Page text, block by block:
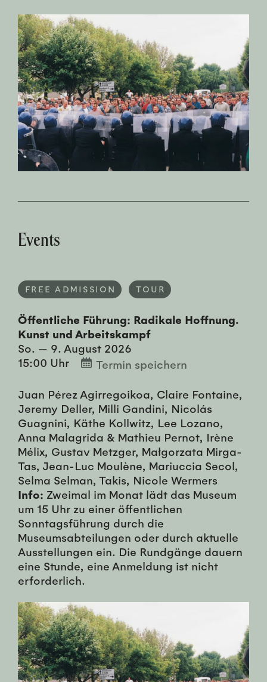
Events
FREE ADMISSION TOUR
Öffentliche Führung: Radikale Hoffnung.
Kunst und Arbeitskampf
So. — 9. August 2026
15:00 Uhr
Termin speichern
Juan Pérez Agirregoikoa, Claire Fontaine,
Jeremy Deller, Milli Gandini, Nicolás
Guagnini, Käthe Kollwitz, Lee Lozano,
Anna Malagrida & Mathieu Pernot, Irène
Mélix, Gustav Metzger, Małgorzata Mirga-
Tas, Jean-Luc Moulène, Mariuccia Secol,
Selma Selman, Takis, Nicole Wermers
Info: Zweimal im Monat lädt das Museum
um 15 Uhr zu einer öffentlichen
Sonntagsführung durch die
Museumsabteilungen oder durch aktuelle
Ausstellungen ein. Die Rundgänge dauern
eine Stunde, eine Anmeldung ist nicht
erforderlich.